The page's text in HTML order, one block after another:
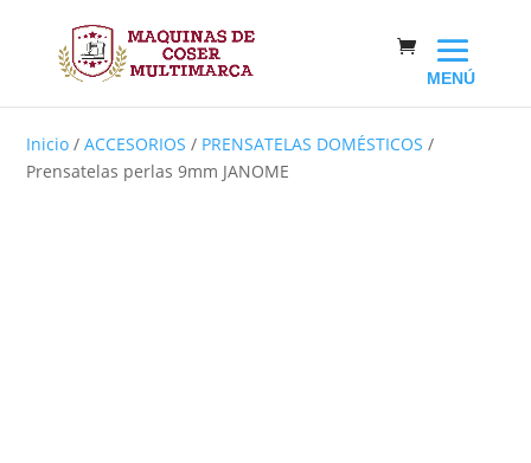
Inicio /ACCESORIOS / PRENSATELAS DOMÉSTICOS /
Prensatelas perlas 9mm JANOME